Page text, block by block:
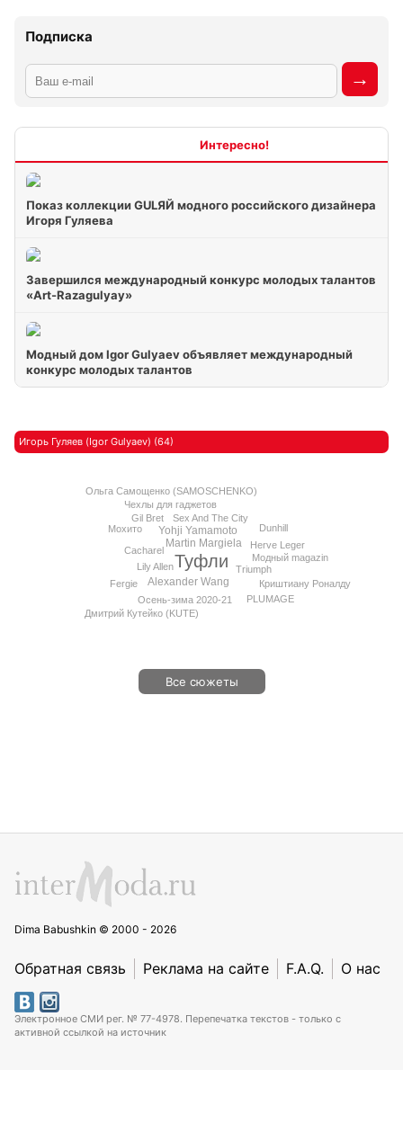
Подписка
Показ коллекции GULЯЙ модного российского дизайнера
Игоря Гуляева
Завершился международный конкурс молодых талантов
«Art-Razagulyay»
Модный дом Igor Gulyaev объявляет международный
конкурс молодых талантов
Игорь Гуляев (Igor Gulyaev) (64)
Туфли
Martin Margiela
Alexander Wang
Yohji Yamamoto
Осень-зима 2020-21
Triumph
Модный magazin
Lily Allen
Herve Leger
Cacharel
Sex And The City
Криштиану Роналду
Gil Bret
Чехлы для гаджетов
Fergie
Dunhill
Дмитрий Кутейко (KUTE)
Ольга Самощенко (SAMOSCHENKO)
Мохито
PLUMAGE
Все сюжеты
Dima Babushkin © 2000 - 2026
Обратная связь Реклама на сайте F.A.Q. О нас
Электронное СМИ рег. № 77-4978. Перепечатка текстов - только с
активной ссылкой на источник